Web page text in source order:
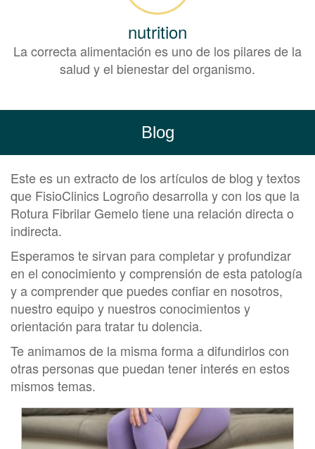
nutrition
La correcta alimentación es uno de los pilares de la
salud y el bienestar del organismo.
Blog
Este es un extracto de los artículos de blog y textos
que FisioClinics Logroño desarrolla y con los que la
Rotura Fibrilar Gemelo tiene una relación directa o
indirecta.
Esperamos te sirvan para completar y profundizar
en el conocimiento y comprensión de esta patología
y a comprender que puedes confiar en nosotros,
nuestro equipo y nuestros conocimientos y
orientación para tratar tu dolencia.
Te animamos de la misma forma a difundirlos con
otras personas que puedan tener interés en estos
mismos temas.